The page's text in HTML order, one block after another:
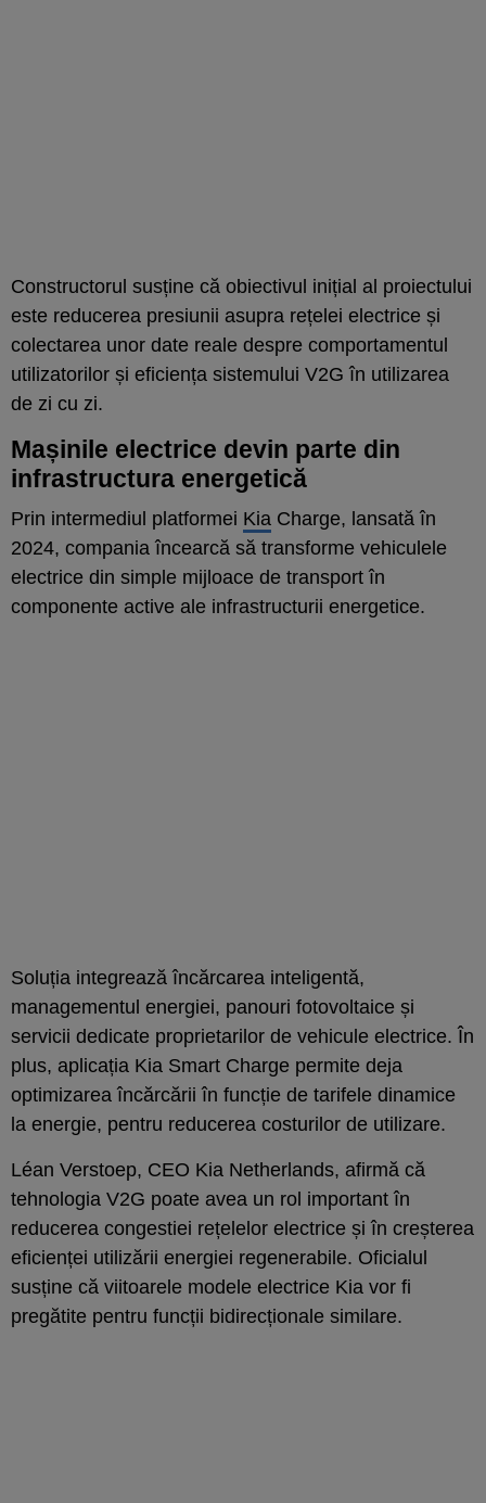
Constructorul susține că obiectivul inițial al proiectului
este reducerea presiunii asupra rețelei electrice și
colectarea unor date reale despre comportamentul
utilizatorilor și eficiența sistemului V2G în utilizarea
de zi cu zi.
Mașinile electrice devin parte din
infrastructura energetică
Prin intermediul platformei Kia Charge, lansată în
2024, compania încearcă să transforme vehiculele
electrice din simple mijloace de transport în
componente active ale infrastructurii energetice.
Soluția integrează încărcarea inteligentă,
managementul energiei, panouri fotovoltaice și
servicii dedicate proprietarilor de vehicule electrice. În
plus, aplicația Kia Smart Charge permite deja
optimizarea încărcării în funcție de tarifele dinamice
la energie, pentru reducerea costurilor de utilizare.
Léan Verstoep, CEO Kia Netherlands, afirmă că
tehnologia V2G poate avea un rol important în
reducerea congestiei rețelelor electrice și în creșterea
eficienței utilizării energiei regenerabile. Oficialul
susține că viitoarele modele electrice Kia vor fi
pregătite pentru funcții bidirecționale similare.